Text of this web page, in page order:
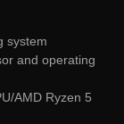
system
and operating
AMD Ryzen 5